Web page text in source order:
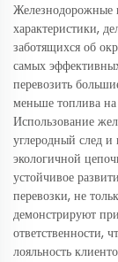
Железнодорожные
характеристики,
заботящихся об
самых
перевозить
меньше топлива
Использование
углеродный след и
экологичной
устойчивое
перевозки, не
демонстрируют
ответственности,
лояльность